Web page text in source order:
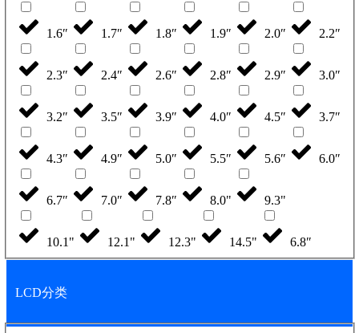
1.6″ 1.7″ 1.8″ 1.9″ 2.0″ 2.2″
2.3″ 2.4″ 2.6″ 2.8″ 2.9″ 3.0″
3.2″ 3.5″ 3.9″ 4.0″ 4.5″ 3.7″
4.3″ 4.9″ 5.0″ 5.5″ 5.6″ 6.0″
6.7″ 7.0″ 7.8″ 8.0" 9.3"
10.1" 12.1" 12.3" 14.5" 6.8″
LCD分类